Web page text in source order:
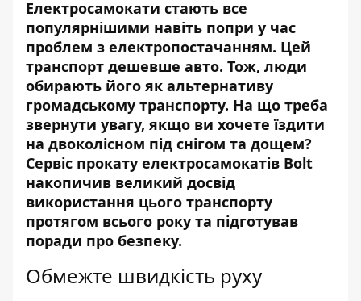
Електросамокати стають все
популярнішими навіть попри у час
проблем з електропостачанням. Цей
транспорт дешевше авто. Тож, люди
обирають його як альтернативу
громадському транспорту. На що треба
звернути увагу, якщо ви хочете їздити
на двоколісном під снігом та дощем?
Сервіс прокату електросамокатів Bolt
накопичив великий досвід
використання цього транспорту
протягом всього року та підготував
поради про безпеку.
Обмежте швидкість руху